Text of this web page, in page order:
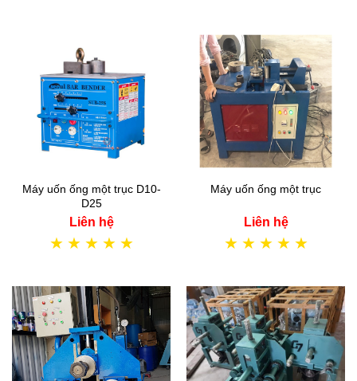
Máy uốn ống một trục D10-
D25
Liên hệ
★ ★ ★ ★ ★
Máy uốn ống một trục
Liên hệ
★ ★ ★ ★ ★